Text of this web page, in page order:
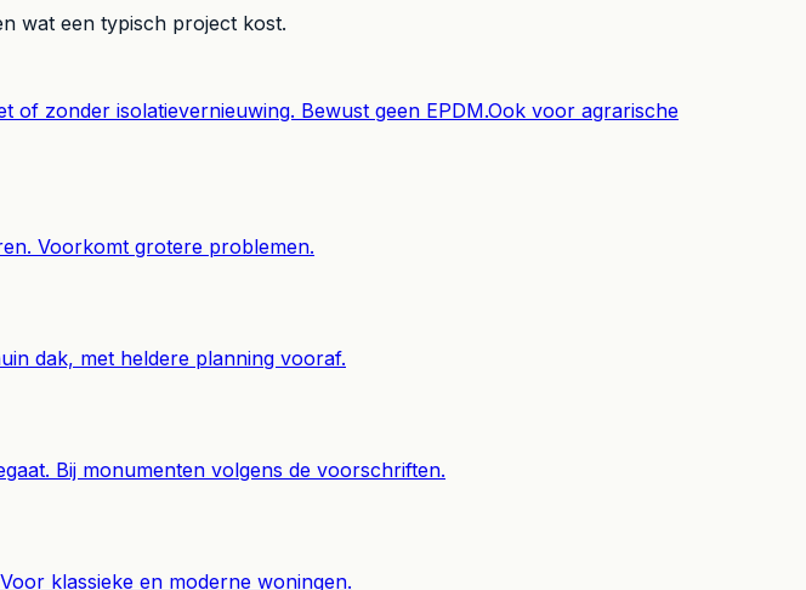
wat een typisch project kost.
of zonder isolatievernieuwing. Bewust geen EPDM.Ook voor agrarische
Voorkomt grotere problemen.
dak, met heldere planning vooraf.
Bij monumenten volgens de voorschriften.
klassieke en moderne woningen.